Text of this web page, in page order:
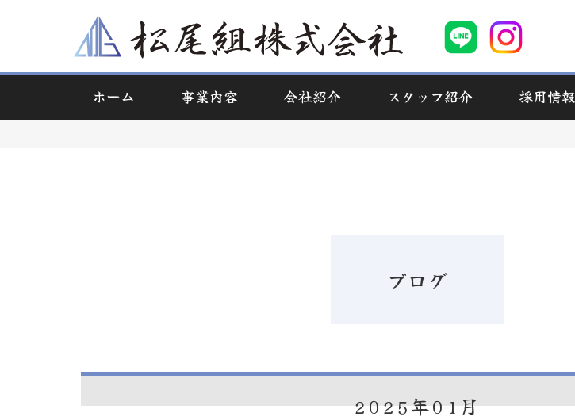
ホーム 事業内容 会社紹介 スタッフ紹介 採用情報
ブログ
2025年01月